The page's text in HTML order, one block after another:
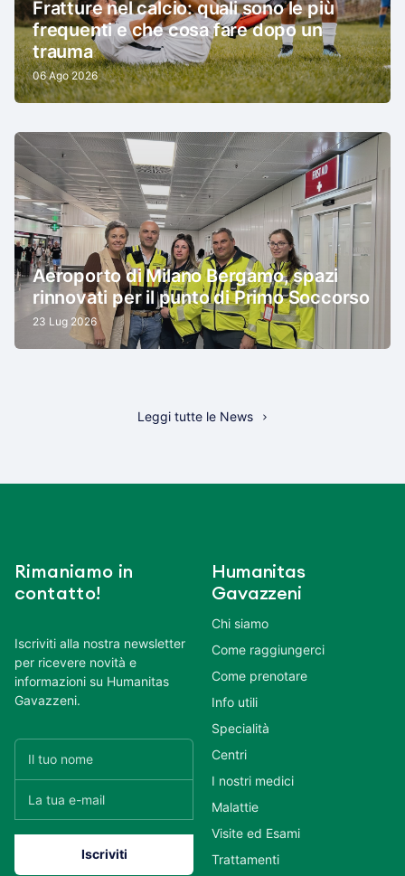
Fratture nel calcio: quali sono le più
frequenti e che cosa fare dopo un
trauma
06 Ago 2026
Aeroporto di Milano Bergamo, spazi
rinnovati per il punto di Primo Soccorso
23 Lug 2026
Leggi tutte le News
Rimaniamo in
contatto!
Iscriviti alla nostra newsletter
per ricevere novità e
informazioni su Humanitas
Gavazzeni.
Humanitas
Gavazzeni
Chi siamo
Come raggiungerci
Come prenotare
Info utili
Specialità
Centri
I nostri medici
Malattie
Visite ed Esami
Trattamenti